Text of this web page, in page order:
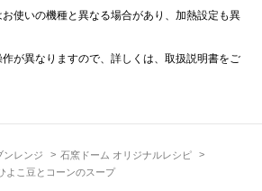
ンレンジ
石窯ドーム オリジナルレシピ
よこ豆とコーンのスープ
使いの機種と異なる場合があり、加熱設定も異
が異なりますので、詳しくは、取扱説明書をご